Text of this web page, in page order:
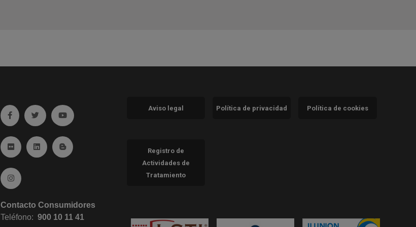
Ir a facebook (abre en ventana nueva)
Ir a twitter (abre en ventana nueva)
Ir a YouTube (abre en ventana nueva)
Ir a Flickr (abre en ventana nueva)
Ir a Linkedin (abre en ventana nueva)
Ir al Blog (abre en ventana nueva)
Ir a Instagram (abre en ventana nueva)
Contacto Consumidores
Teléfono:900 10 11 41
Aviso legal Política de privacidad Política de cookies
Registro de
Actividades de
Tratamiento